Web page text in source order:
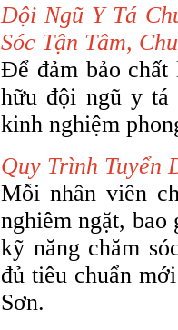
Đội Ngũ Y Tá
Sóc Tận Tâm,
Để đảm bảo
hữu đội ngũ y tá
kinh nghiệm
Quy Trình Tuyển
Mỗi nhân viên
nghiêm ngặt,
kỹ năng chăm
đủ tiêu chuẩn
Sơn.